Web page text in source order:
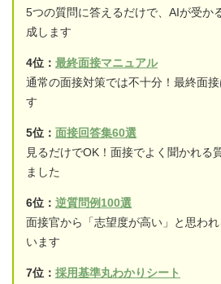
5つの質問に答えるだけで、AIが受か
成します
4位： 最終面接マニュアル
通常の面接対策では不十分！最終面
す
5位： 面接回答集60選
見るだけでOK！面接でよく聞かれる
ました
6位： 逆質問例100選
面接官から「志望度が高い」と思わ
います
7位： 採用基準丸わかりシート